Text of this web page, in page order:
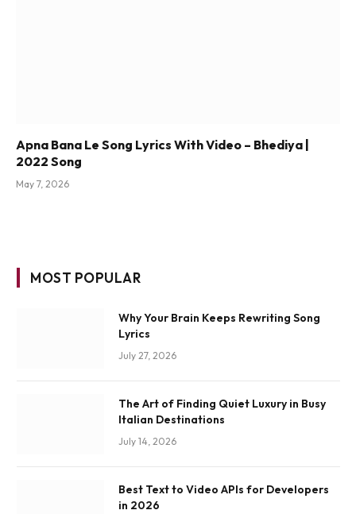
Apna Bana Le Song Lyrics With Video – Bhediya |
2022 Song
May 7, 2026
MOST POPULAR
Why Your Brain Keeps Rewriting Song
Lyrics
July 27, 2026
The Art of Finding Quiet Luxury in Busy
Italian Destinations
July 14, 2026
Best Text to Video APIs for Developers
in 2026